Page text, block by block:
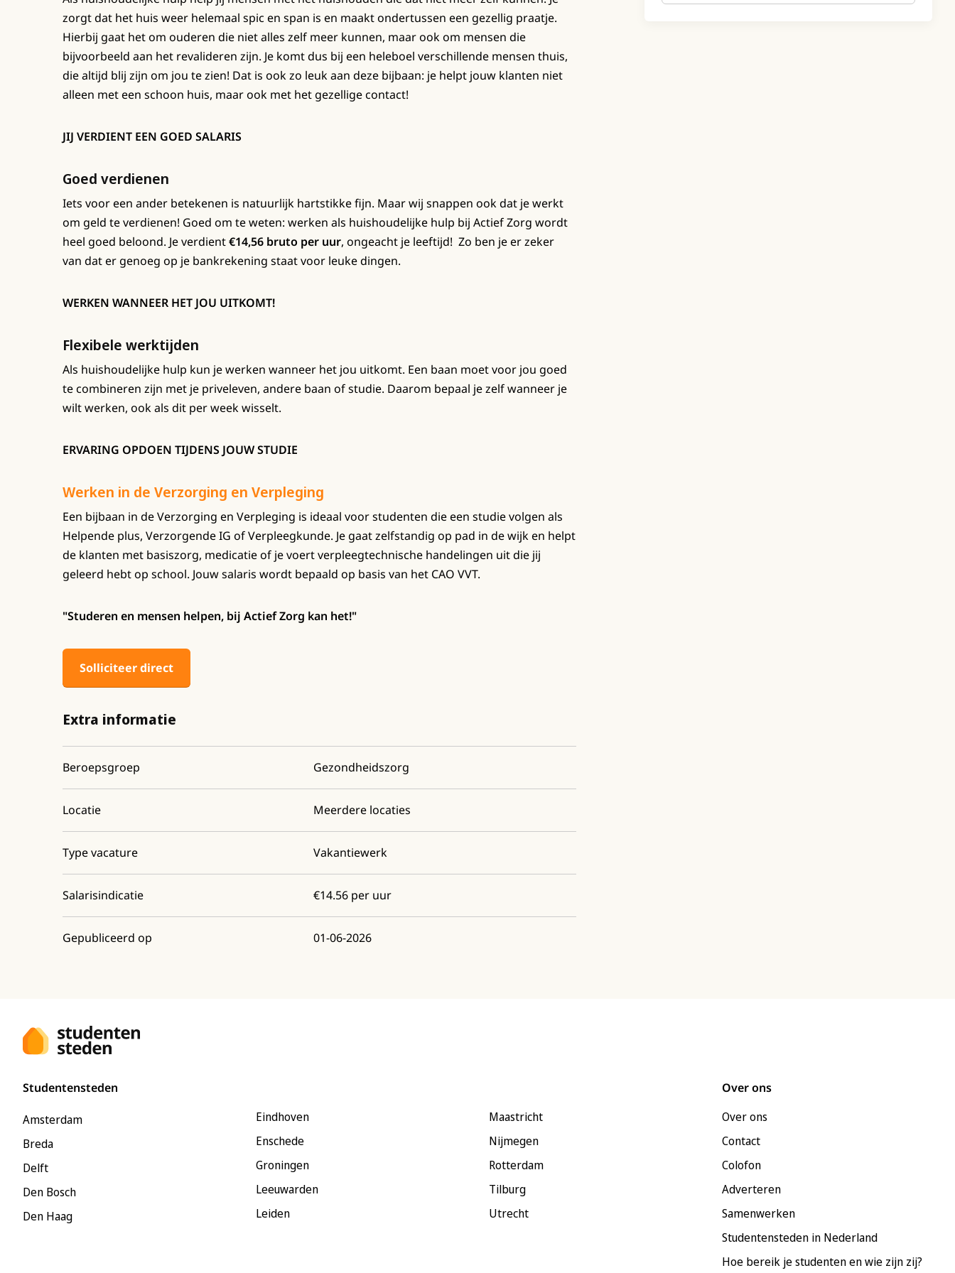
zorgt dat het huis weer helemaal spic en span is en maakt ondertussen een gezellig praatje.
Hierbij gaat het om ouderen die niet alles zelf meer kunnen, maar ook om mensen die
bijvoorbeeld aan het revalideren zijn. Je komt dus bij een heleboel verschillende mensen thuis,
die altijd blij zijn om jou te zien! Dat is ook zo leuk aan deze bijbaan: je helpt jouw klanten niet
alleen met een schoon huis, maar ook met het gezellige contact!
JIJ VERDIENT EEN GOED SALARIS
Goed verdienen
Iets voor een ander betekenen is natuurlijk hartstikke fijn. Maar wij snappen ook dat je werkt
om geld te verdienen! Goed om te weten: werken als huishoudelijke hulp bij Actief Zorg wordt
heel goed beloond. Je verdient€14,56 bruto per uur, ongeacht je leeftijd! Zo ben je er zeker
van dat er genoeg op je bankrekening staat voor leuke dingen.
WERKEN WANNEER HET JOU UITKOMT!
Flexibele werktijden
Als huishoudelijke hulp kun je werken wanneer het jou uitkomt. Een baan moet voor jou goed
te combineren zijn met je priveleven, andere baan of studie. Daarom bepaal je zelf wanneer je
wilt werken, ook als dit per week wisselt.
ERVARING OPDOEN TIJDENS JOUW STUDIE
Werken in de Verzorging en Verpleging
Een bijbaan in de Verzorging en Verpleging is ideaal voor studenten die een studie volgen als
Helpende plus, Verzorgende IG of Verpleegkunde. Je gaat zelfstandig op pad in de wijk en helpt
de klanten met basiszorg, medicatie of je voert verpleegtechnische handelingen uit die jij
geleerd hebt op school. Jouw salaris wordt bepaald op basis van het CAO VVT.
"Studeren en mensen helpen, bij Actief Zorg kan het!"
Solliciteer direct
Extra informatie
Beroepsgroep Gezondheidszorg
Locatie Meerdere locaties
Type vacature Vakantiewerk
Salarisindicatie €14.56 per uur
Gepubliceerd op 01-06-2026
Studentensteden
Amsterdam
Breda
Delft
Den Bosch
Den Haag
Eindhoven
Enschede
Groningen
Leeuwarden
Leiden
Maastricht
Nijmegen
Rotterdam
Tilburg
Utrecht
Over ons
Over ons
Contact
Colofon
Adverteren
Samenwerken
Studentensteden in Nederland
Hoe bereik je studenten en wie zijn zij?